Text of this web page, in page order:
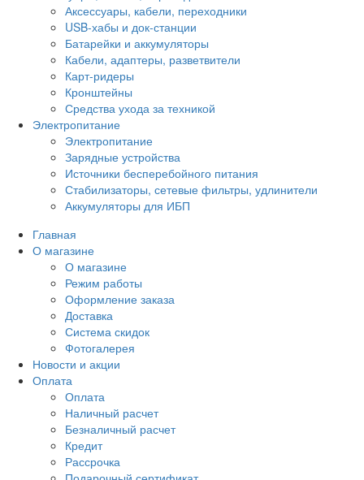
Аксессуары, кабели, переходники
USB-хабы и док-станции
Батарейки и аккумуляторы
Кабели, адаптеры, разветвители
Карт-ридеры
Кронштейны
Средства ухода за техникой
Электропитание
Электропитание
Зарядные устройства
Источники бесперебойного питания
Стабилизаторы, сетевые фильтры, удлинители
Аккумуляторы для ИБП
Главная
О магазине
О магазине
Режим работы
Оформление заказа
Доставка
Система скидок
Фотогалерея
Новости и акции
Оплата
Оплата
Наличный расчет
Безналичный расчет
Кредит
Рассрочка